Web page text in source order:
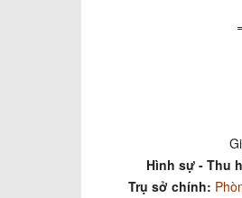
Hình sự - Thu
Trụ sở chính: